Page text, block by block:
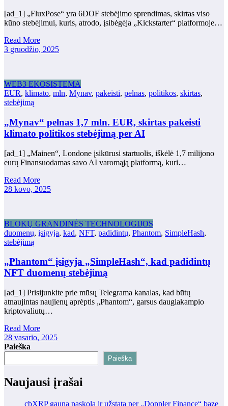
[ad_1] „FluxPose“ yra 6DOF stebėjimo sprendimas, skirtas viso
kūno stebėjimui, kuris, atrodo, įsibėgėja „Kickstarter“ platformoje…
Read More
3 gruodžio, 2025
WEB3 EKOSISTEMA
EUR, klimato, mln, Mynav, pakeisti, pelnas, politikos, skirtas,
stebėjimą
„Mynav“ pelnas 1,7 mln. EUR, skirtas pakeisti
klimato politikos stebėjimą per AI
[ad_1] „Mainen“, Londone įsikūrusi startuolis, iškėlė 1,7 milijono
eurų Finansuodamas savo AI varomąją platformą, kuri…
Read More
28 kovo, 2025
BLOKŲ GRANDINĖS TECHNOLOGIJOS
duomenų, įsigyja, kad, NFT, padidintų, Phantom, SimpleHash,
stebėjimą
„Phantom“ įsigyja „SimpleHash“, kad padidintų
NFT duomenų stebėjimą
[ad_1] Prisijunkite prie mūsų Telegrama kanalas, kad būtų
atnaujintas naujienų aprėptis „Phantom“, garsus daugiakampio
kriptovaliutų…
Read More
28 vasario, 2025
Paieška
Paieška
Naujausi įrašai
cbXRP gauna paskolą ir užstatą per „Doppler Finance“ bazę